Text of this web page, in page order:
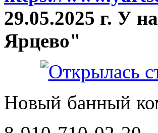
29.05.2025 г. У
Ярцево"
Новый банный